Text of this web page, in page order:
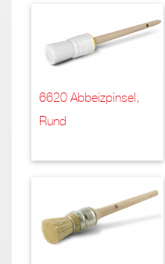
6620 Abbeizpinsel,
Rund